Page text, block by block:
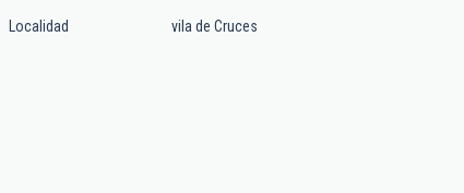
Localidad vila de Cruces